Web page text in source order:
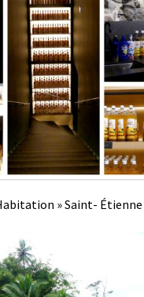
» Saint-